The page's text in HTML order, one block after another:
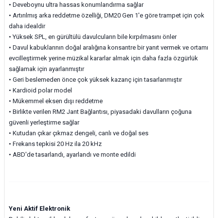
• Deveboynu ultra hassas konumlandırma sağlar
• Artırılmış arka reddetme özelliği, DM20 Gen 1'e göre trampet için çok
daha idealdir
• Yüksek SPL, en gürültülü davulcuların bile kırpılmasını önler
• Davul kabuklarının doğal aralığına konsantre bir yanıt vermek ve ortamı
evcilleştirmek yerine müzikal kararlar almak için daha fazla özgürlük
sağlamak için ayarlanmıştır
• Geri beslemeden önce çok yüksek kazanç için tasarlanmıştır
• Kardioid polar model
• Mükemmel eksen dışı reddetme
• Birlikte verilen RM2 Jant Bağlantısı, piyasadaki davulların çoğuna
güvenli yerleştirme sağlar
• Kutudan çıkar çıkmaz dengeli, canlı ve doğal ses
• Frekans tepkisi 20 Hz ila 20 kHz
• ABD'de tasarlandı, ayarlandı ve monte edildi
Yeni Aktif Elektronik